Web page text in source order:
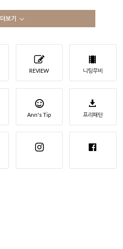
더보기
REVIEW 니팅무비
Ann's Tip 프리패턴